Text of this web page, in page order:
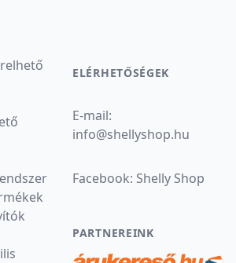
ELÉRHETŐSÉGEK
E-mail:
info@shellyshop.hu
Facebook: Shelly Shop
PARTNEREINK